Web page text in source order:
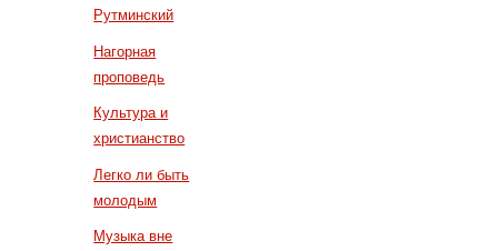
Рутминский
Нагорная
проповедь
Культура и
христианство
Легко ли быть
молодым
Музыка вне